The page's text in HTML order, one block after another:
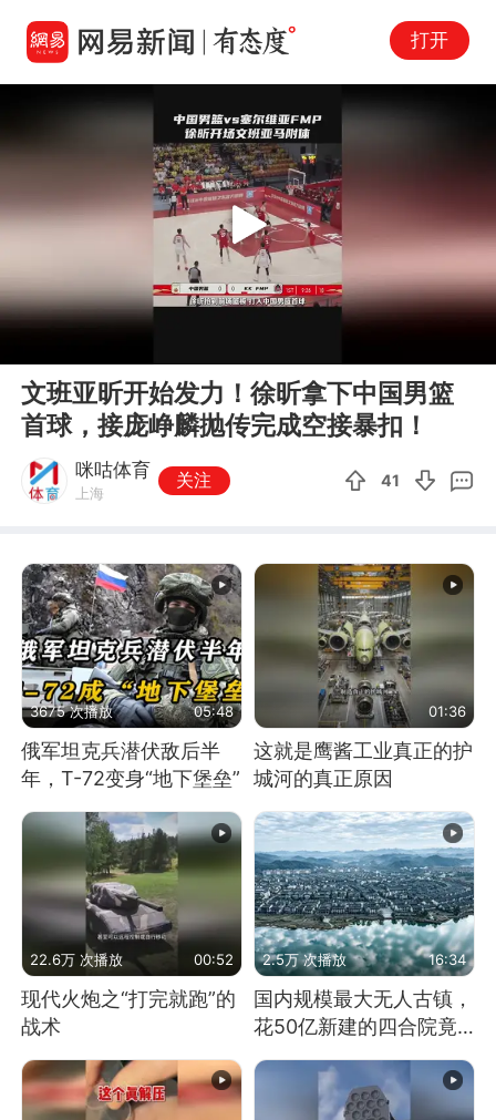
打开
Play
文班亚昕开始发力！徐昕拿下中国男篮
首球，接庞峥麟抛传完成空接暴扣！
咪咕体育
上海
关注 41
3675 次播放 05:48
俄军坦克兵潜伏敌后半
年，T-72变身“地下堡垒”
01:36
这就是鹰酱工业真正的护
城河的真正原因
22.6万 次播放 00:52
现代火炮之“打完就跑”的
战术
2.5万 次播放 16:34
国内规模最大无人古镇，
花50亿新建的四合院竟